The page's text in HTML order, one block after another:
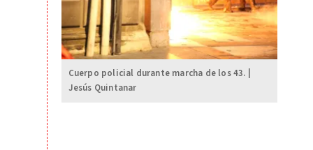
Cuerpo policial durante marcha de los 43. |
Jesús Quintanar